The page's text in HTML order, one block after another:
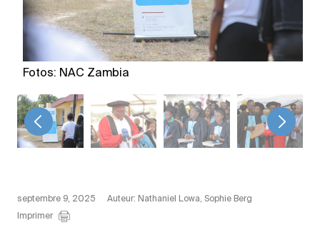
Fotos: NAC Zambia
< >
septembre 9, 2025
Auteur: Nathaniel Lowa, Sophie Berg
Imprimer